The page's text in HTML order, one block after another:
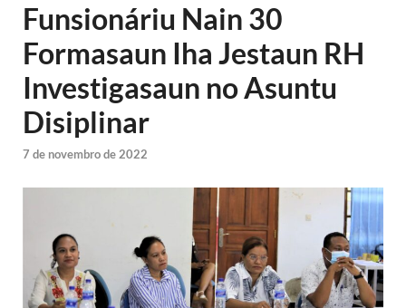
Funsionáriu Nain 30
Formasaun Iha Jestaun RH
Investigasaun no Asuntu
Disiplinar
7 de novembro de 2022